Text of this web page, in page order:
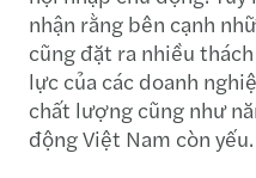
nhận rằng bên cạnh
cũng đặt ra nhiều
lực của các doanh
chất lượng cũng như
động Việt Nam còn yếu.